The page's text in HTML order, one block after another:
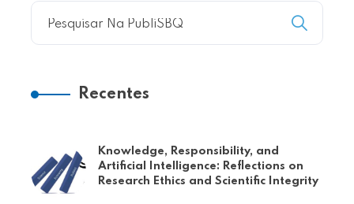
Recentes
Knowledge, Responsibility, and
Artificial Intelligence: Reflections on
Research Ethics and Scientific Integrity